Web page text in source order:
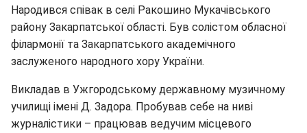
Народився співак в селі Ракошино Мукачівського
району Закарпатської області. Був солістом обласної
філармонії та Закарпатського академічного
заслуженого народного хору України.
Викладав в Ужгородському державному музичному
училищі імені Д. Задора. Пробував себе на ниві
журналістики – працював ведучим місцевого